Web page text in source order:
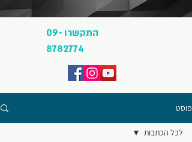
התקשרו 09-
8782774
פוסט
לכל הכתבות